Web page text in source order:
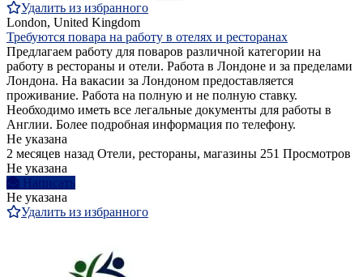
Удалить из избранного
London, United Kingdom
Требуются повара на работу в отелях и ресторанах
Предлагаем работу для поваров различной категории на
работу в рестораны и отели. Работа в Лондоне и за пределами
Лондона. На вакасии за Лондоном предоставляется
проживание. Работа на полную и не полную ставку.
Необходимо иметь все легальные документы для работы в
Англии. Более подробная информация по телефону.
Не указана
2 месяцев назад Отели, рестораны, магазины 251 Просмотров
Не указана
Написать
Не указана
Удалить из избранного